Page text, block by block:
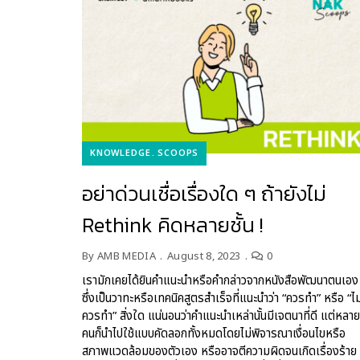
KNOWLEDGE SCOOPS
อย่าด่วนเชื่อเรื่องใด ๆ ถ้ายังไม่
Rethink คิดหลายชั้น !
By AMB MEDIA August 8, 2023 0
เรามักเคยได้ยินคำแนะนำหรือคำกล่าวจากหนังสือพัฒนาตนเอง
ซึ่งเป็นวาทะหรือเทคนิคสูตรสำเร็จที่แนะนำว่า “ควรทำ” หรือ “ไ
ควรทำ” สิ่งใด แน่นอนว่าคำแนะนำเหล่านั้นมีเจตนาที่ดี แต่หลาย
คนก็นำไปใช้แบบคัดลอกทั้งหมดโดยไม่พิจารณาเงื่อนไขหรือ
สภาพแวดล้อมของตัวเอง หรืออาจตีความผิดจนเกิดเรื่องร้าย